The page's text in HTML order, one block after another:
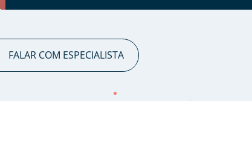
FALAR COM ESPECIALISTA